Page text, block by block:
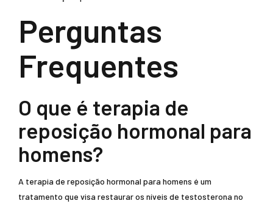
Perguntas
Frequentes
O que é terapia de
reposição hormonal para
homens?
A terapia de reposição hormonal para homens é um
tratamento que visa restaurar os níveis de testosterona no